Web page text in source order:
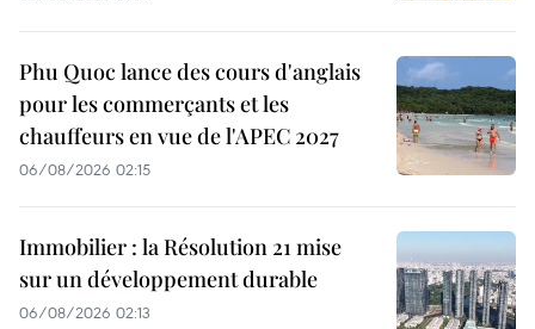
Phu Quoc lance des cours d'anglais
pour les commerçants et les
chauffeurs en vue de l'APEC 2027
06/08/2026 02:15
Immobilier : la Résolution 21 mise
sur un développement durable
06/08/2026 02:13